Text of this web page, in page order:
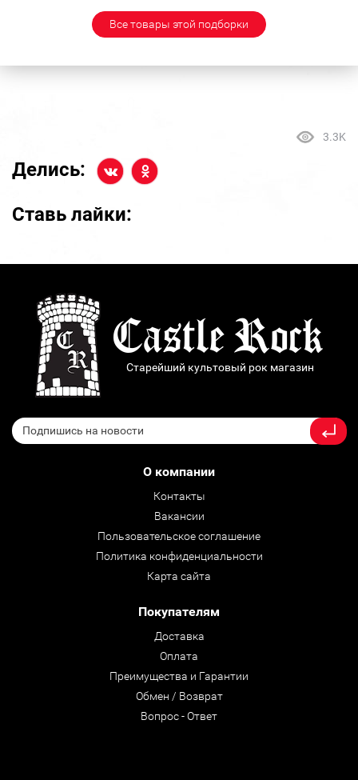
Все товары этой подборки
3.3K
Делись:
Ставь лайки:
Старейший культовый рок магазин
О компании
Контакты
Вакансии
Пользовательское соглашение
Политика конфиденциальности
Карта сайта
Покупателям
Доставка
Оплата
Преимущества и Гарантии
Обмен / Возврат
Вопрос - Ответ